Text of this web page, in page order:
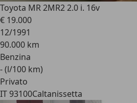
Toyota MR 2MR2 2.0 i. 16v
€ 19.000
12/1991
90.000 km
Benzina
- (l/100 km)
Privato
IT 93100Caltanissetta